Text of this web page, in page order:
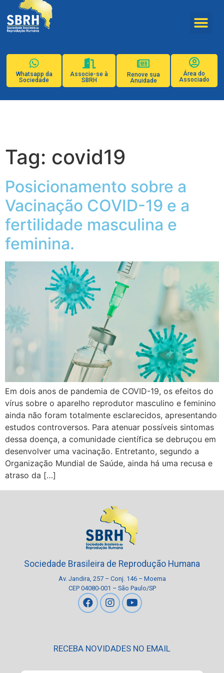
Whatsapp da
Sociedade
Associe-se à
SBRH
Renove sua
Anuidade
Área do
Associado
Tag: covid19
Posicionamento sobre a
Vacinação COVID-19 e a
fertilidade masculina e
feminina.
Em dois anos de pandemia de COVID-19, os efeitos do
vírus sobre o aparelho reprodutor masculino e feminino
ainda não foram totalmente esclarecidos, apresentando
estudos controversos. Para atenuar possíveis sintomas
dessa doença, a comunidade científica se debruçou em
desenvolver uma vacinação. Entretanto, segundo a
Organização Mundial de Saúde, ainda há uma recusa e
atraso da […]
Sociedade Brasileira de Reprodução Humana
Av. Jandira, 257 – Conj. 146 – Moema
CEP 04080-001 – São Paulo/SP
RECEBA NOVIDADES NO EMAIL